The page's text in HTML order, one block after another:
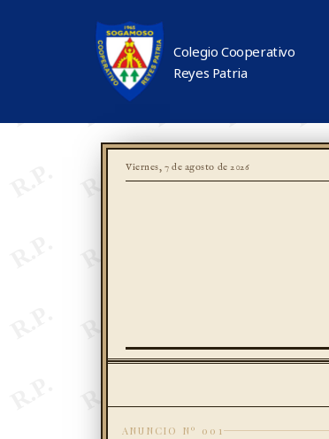
Colegio Cooperativo
Reyes Patria
Viernes, 7 de agosto de 2026
ANUNCIO Nº 001